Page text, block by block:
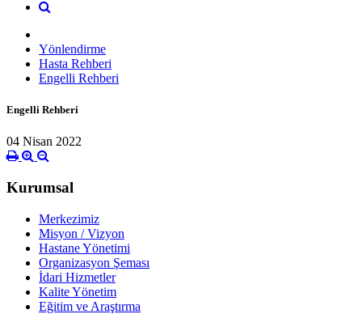
Yönlendirme
Hasta Rehberi
Engelli Rehberi
Engelli Rehberi
04 Nisan 2022
Kurumsal
Merkezimiz
Misyon / Vizyon
Hastane Yönetimi
Organizasyon Şeması
İdari Hizmetler
Kalite Yönetim
Eğitim ve Araştırma